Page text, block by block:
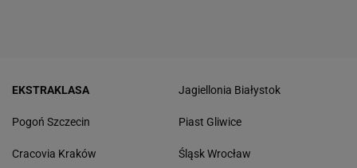
EKSTRAKLASA
Pogoń Szczecin
Cracovia Kraków
Jagiellonia Białystok
Piast Gliwice
Śląsk Wrocław